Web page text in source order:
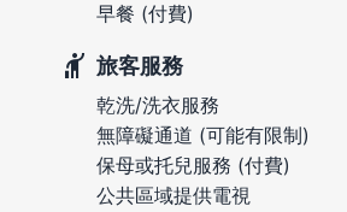
早餐 (付費)
旅客服務
乾洗/洗衣服務
無障礙通道 (可能有限制)
保母或托兒服務 (付費)
公共區域提供電視